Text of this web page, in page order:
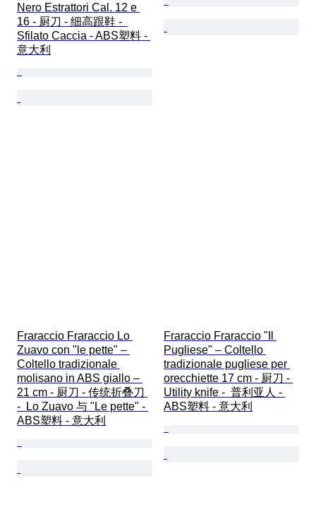
Nero Estrattori Cal. 12 e
16 - 厨刀 - 细高跟鞋 -
Sfilato Caccia - ABS塑料 -
意大利
Fraraccio Fraraccio Lo
Zuavo con "le pette" –
Coltello tradizionale
molisano in ABS giallo –
21 cm - 厨刀 - 传统折叠刀
-  Lo Zuavo 与 "Le pette" -
ABS塑料 - 意大利
Fraraccio Fraraccio "Il
Pugliese" – Coltello
tradizionale pugliese per
orecchiette 17 cm - 厨刀 -
Utility knife -  普利亚人 -
ABS塑料 - 意大利